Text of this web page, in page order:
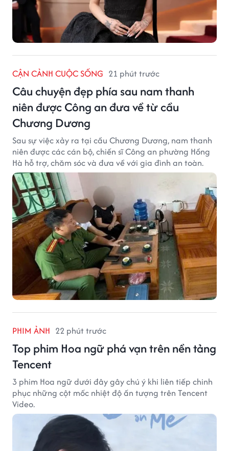
CẬN CẢNH CUỘC SỐNG 21 phút trước
Câu chuyện đẹp phía sau nam thanh
niên được Công an đưa về từ cầu
Chương Dương
Sau sự việc xảy ra tại cầu Chương Dương, nam thanh
niên được các cán bộ, chiến sĩ Công an phường Hồng
Hà hỗ trợ, chăm sóc và đưa về với gia đình an toàn.
PHIM ẢNH 22 phút trước
Top phim Hoa ngữ phá vạn trên nền tảng
Tencent
3 phim Hoa ngữ dưới đây gây chú ý khi liên tiếp chinh
phục những cột mốc nhiệt độ ấn tượng trên Tencent
Video.